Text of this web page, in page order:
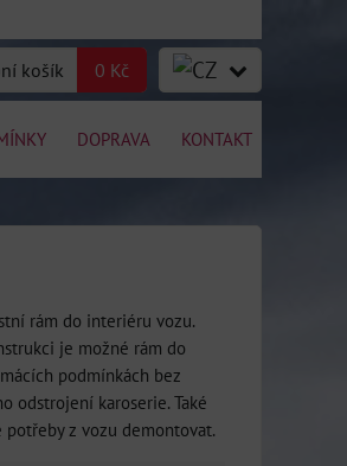
košík 0 Kč
DOPRAVA KONTAKT
rám do interiéru vozu.
je možné rám do
podmínkách bez
odstrojení karoserie. Také
z vozu demontovat.